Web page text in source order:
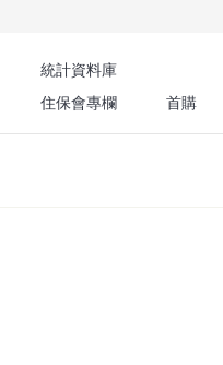
統計資料庫
住保會專欄 首購